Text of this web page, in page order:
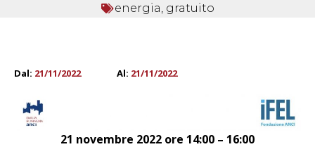
energia gratuito
Dal: 21/11/2022 Al: 21/11/2022
21 novembre 2022 ore 14:00 – 16:00